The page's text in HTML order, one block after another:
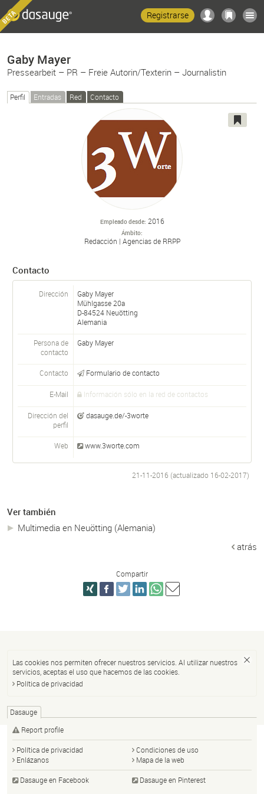
Registrarse
Gaby Mayer
Pressearbeit – PR – Freie Autorin/Texterin – Journalistin
Perfil Entradas Red Contacto
Empleado desde 2016
Ámbito
Redacción Agencias de RRPP
Contacto
Dirección
Gaby Mayer
Mühlgasse 20a
D-84524 Neuötting
Alemania
Persona de
contacto
Gaby Mayer
Contacto Formulario de contacto
E-Mail Información sólo en la red de contactos
Dirección del
perfil
dasauge.de/-3worte
Web www.3worte.com
21-11-2016 (actualizado 16-02-2017)
Ver también
Multimedia en Neuötting (Alemania)
atrás
Compartir
Las cookies nos permiten ofrecer nuestros servicios. Al utilizar nuestros
servicios, aceptas el uso que hacemos de las cookies.
Política de privacidad
Dasauge
Report profile
Política de privacidad
Condiciones de uso
Enlázanos
Mapa de la web
Dasauge en Facebook Dasauge en Pinterest